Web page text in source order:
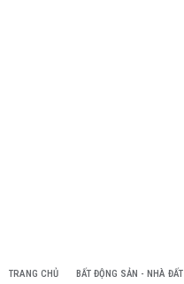
TRANG CHỦ BẤT ĐỘNG SẢN - NHÀ ĐẤT